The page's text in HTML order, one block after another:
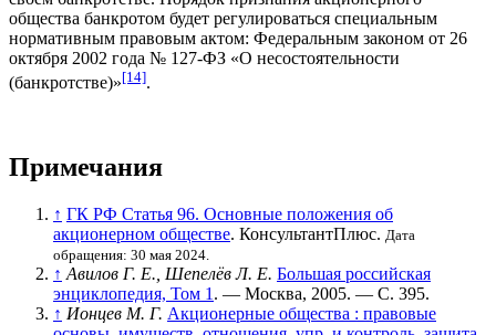
общества банкротом будет регулироваться специальным
нормативным правовым актом: Федеральным законом от 26
октября 2002 года № 127-ФЗ «О несостоятельности
(банкротстве)»[14].
Примечания
↑ ГК РФ Статья 96. Основные положения об
акционерном обществе. КонсультантПлюс. Дата
обращения: 30 мая 2024.
↑ Авилов Г. Е., Шепелёв Л. Е. Большая российская
энциклопедия, Том 1 . — Москва, 2005. — С. 395.
↑ Ионцев М. Г. Акционерные общества : правовые